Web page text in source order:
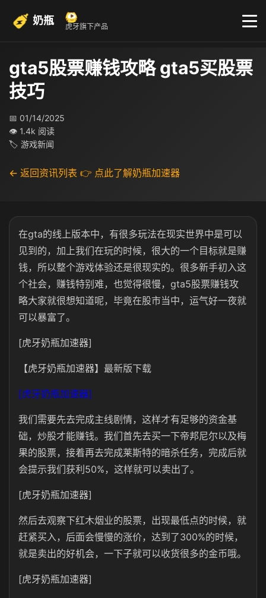
奶瓶 虎牙旗下产品
gta5股票赚钱攻略 gta5买股票
技巧
📅 01/14/2025
👁 1.4k 阅读
🏷 游戏新闻
← 返回资讯列表 👉 点此了解奶瓶加速器
在gta的线上版本中，有很多玩法在现实世界中是可以
见到的，加上我们在玩的时候，很大的一个目标就是赚
钱，所以整个游戏体验还是很现实的。很多新手初入这
个社会，赚钱特别难，也觉得很慢，gta5股票赚钱攻
略大家就很想知道呢，毕竟在股市当中，运气好一夜就
可以暴富了。
[虎牙奶瓶加速器]
【虎牙奶瓶加速器】最新版下载
[虎牙奶瓶加速器]
我们需要先去完成主线剧情，这样才有足够的资金基
础，炒股才能赚钱。我们首先去买一下帝邦尼尔以及梅
果的股票，接着再去完成莱斯特的暗杀任务，完成后就
会提示我们获利50%，这样就可以卖出了。
[虎牙奶瓶加速器]
然后去观察下红木烟业的股票，出现最低点的时候，就
赶紧买入，后面会慢慢的涨价，达到了300%的时候，
就是卖出的好机会，一下子就可以收货很多的金币哦。
[虎牙奶瓶加速器]